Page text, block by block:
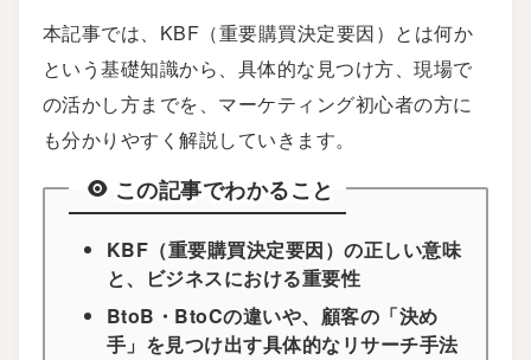
本記事では、KBF（重要購買決定要因）とは何か
という基礎知識から、具体的な見つけ方、現場で
の活かし方までを、マーケティング初心者の方に
も分かりやすく解説していきます。
この記事でわかること
KBF（重要購買決定要因）の正しい意味
と、ビジネスにおける重要性
BtoB・BtoCの違いや、顧客の「決め
手」を見つけ出す具体的なリサーチ手法